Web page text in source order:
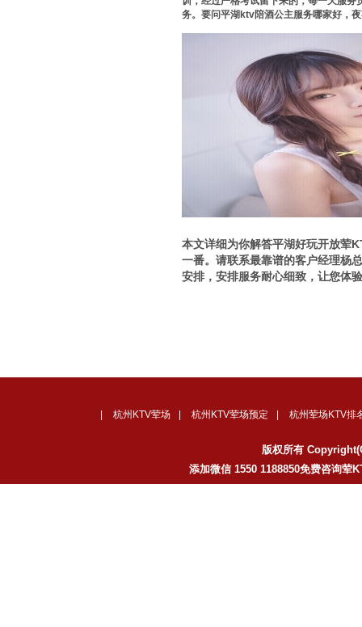
务。要问平湖ktv陪酒公主服务哪家好，
本文详细为你解答平湖好玩开放荤
一番。请联系最靠谱的客户经理杨
安排，安排服务耐心细致，让您体
杭州KTV荤场 杭州KTV荤场预定 杭州荤场KTV排
版权所有
添加微信 1550 1188850免费咨询荤